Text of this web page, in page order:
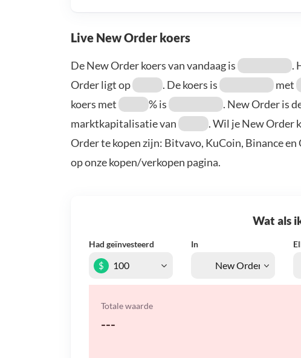
Live New Order koers
De New Order koers van vandaag is
.
Order ligt op
. De koers is met
koers met
% is . New Order is
marktkapitalisatie van
. Wil je New Order
Order te kopen zijn: Bitvavo, KuCoin, Binance
op onze kopen/verkopen pagina.
Wat als
Had geïnvesteerd In
$
Totale waarde
---